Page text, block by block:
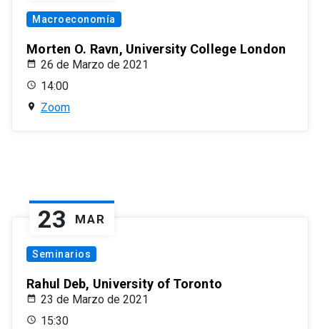
Macroeconomía
Morten O. Ravn, University College London
26 de Marzo de 2021
14:00
Zoom
23 MAR
Seminarios
Rahul Deb, University of Toronto
23 de Marzo de 2021
15:30